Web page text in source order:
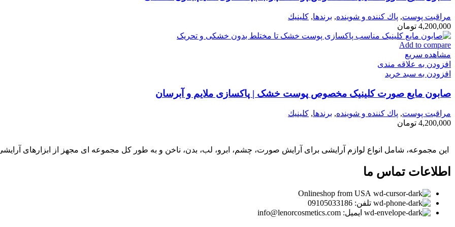
مراقبت پوست, پاك كننده و شوينده, برندها, كلينيك
4,200,000 تومان
Add to compare
مشاهده سریع
افزودن به علاقه مندی
افزودن به سبد خرید
صابون مایع صورت کلینیک مخصوص پوست خشک | پاکسازی ملایم و آبرسان
مراقبت پوست, پاك كننده و شوينده, برندها, كلينيك
4,200,000 تومان
این مجموعه، شامل انواع لوازم آرایشی برای آرایش صورت، چشم، ابرو، لب، بدن، ناخن و به طور کل مجموعه ای مجهز از ابزارهای
اطلاعات تماس ما
Onlineshop from USA
تلفن: 09105033186
ایمیل: info@lenorcosmetics.com